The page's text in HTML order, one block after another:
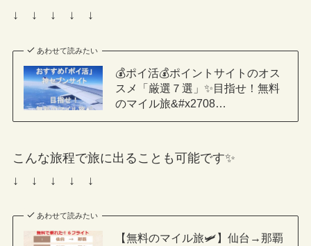
↓ ↓ ↓ ↓ ↓
あわせて読みたい
💰ポイ活💰ポイントサイトのオス
スメ「厳選７選」✨目指せ！無料
のマイル旅&#x2708…
こんな旅程で旅に出ることも可能です✨
↓ ↓ ↓ ↓ ↓
あわせて読みたい
【無料のマイル旅🛩】仙台→那覇